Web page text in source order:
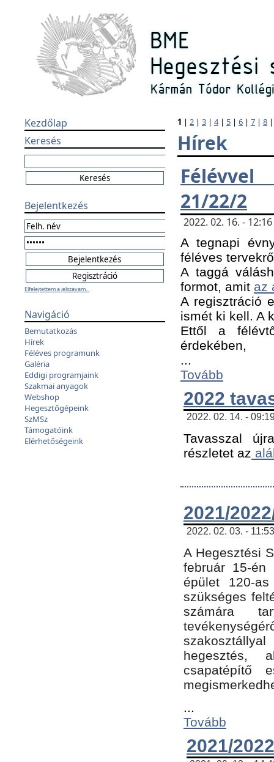
Kezdőlap
Keresés
Bejelentkezés
Elfelejtettem a jelszavam...
Navigáció
Bemutatkozás
Hírek
Féléves programunk
Galéria
Eddigi programjaink
Szakmai anyagok
Webshop
Hegesztőgépeink
SzMSz
Támogatóink
Elérhetőségeink
1 | 2 | 3 | 4| 5 | 6 | 7 | 8
Hírek
21/22/2
2022. 02. 16. -
A tegnapi
féléves
A taggá
formot, amit az
A regisztráció
ismét ki kell. A
Ettől a
érdekében,
...
Tovább
2022
2022. 02. 14. -
Tavasszal
részletet az
2021/
2022. 02. 03. -
A Hegesztési
február 15-
épület 120-
szükséges
számára
hegesztés,
csapatépítő
...
Tovább
2021/